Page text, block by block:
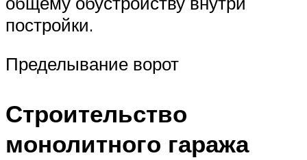
постройки.
Пределывание ворот
Строительство
монолитного гаража